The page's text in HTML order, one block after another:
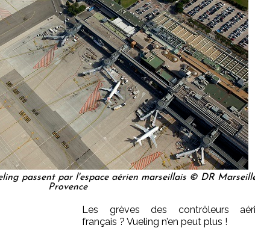
passent par l'espace aérien marseillais © DR
Provence
Les grèves des contrôleurs
français ? Vueling n’en peut plus !